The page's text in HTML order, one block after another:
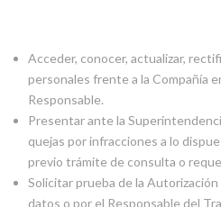
Acceder, conocer, actualizar,
personales frente a la Compañía
Responsable.
Presentar ante la
quejas por infracciones a lo
previo trámite de consulta o
Solicitar prueba de la
datos o por el Responsable del